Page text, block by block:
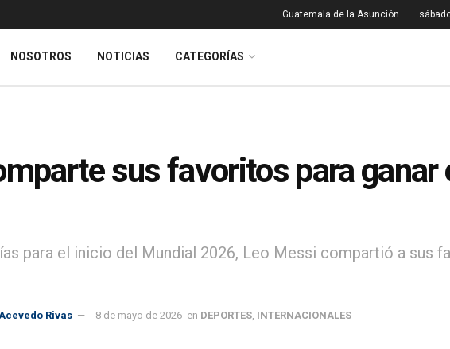
Guatemala de la Asunción
NOSOTROS NOTICIAS CATEGORÍAS
sus favoritos para ganar
para el inicio del Mundial 2026, Leo Messi compartió a sus
Rivas 8 de mayo de 2026 en DEPORTES INTERNACIONALES